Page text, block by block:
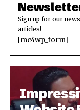
Sign up for our
articles!
[mc4wp_form]